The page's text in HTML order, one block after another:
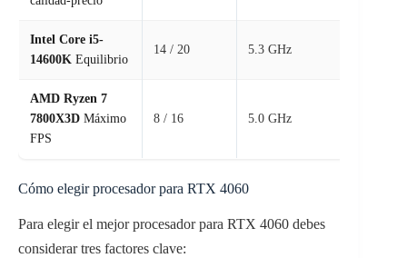
Intel Core i5-
14600K Equilibrio
14 / 20 5.3 GHz
AMD Ryzen 7
7800X3D Máximo
FPS
8 / 16 5.0 GHz
Cómo elegir procesador para RTX 4060
Para elegir el mejor procesador para RTX 4060 debes
considerar tres factores clave: